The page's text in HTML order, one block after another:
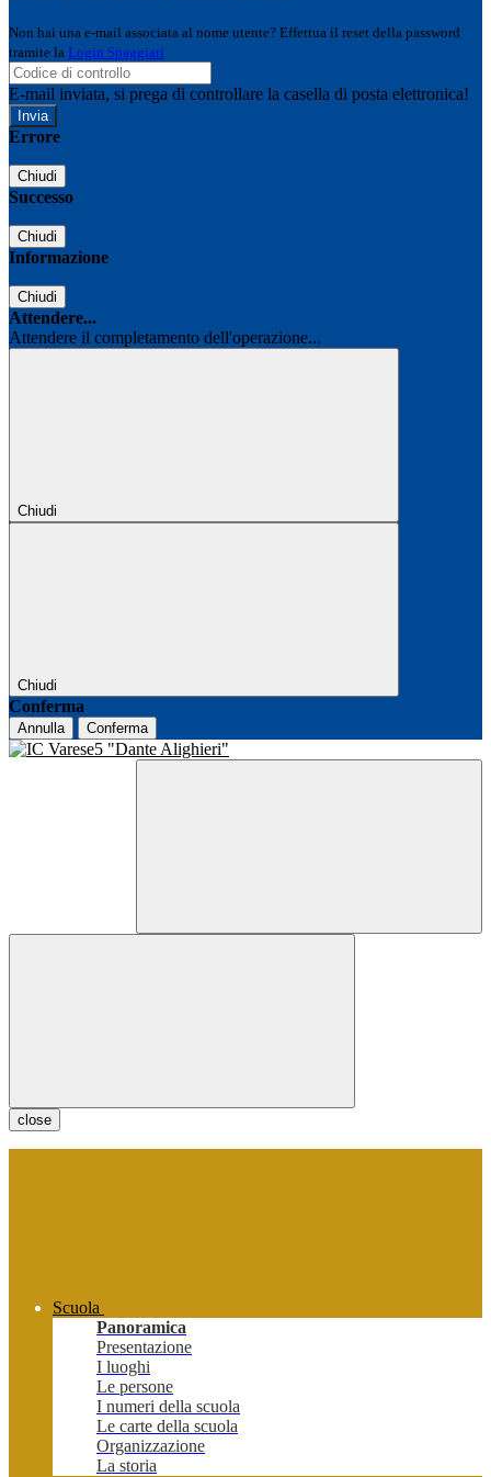
Non hai una e-mail associata al nome utente? Effettua il reset della password
tramite la Login Spaggiari
E-mail inviata, si prega di controllare la casella di posta elettronica!
Errore
Chiudi
Successo
Chiudi
Informazione
Chiudi
Attendere...
Attendere il completamento dell'operazione...
Chiudi
Chiudi
Conferma
Annulla Conferma
close
Scuola
Panoramica
Presentazione
I luoghi
Le persone
I numeri della scuola
Le carte della scuola
Organizzazione
La storia